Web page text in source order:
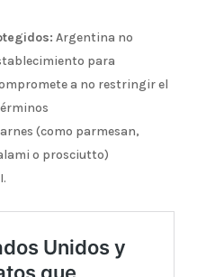
Argentina no
para
a no restringir el
(como parmesan,
o prosciutto)